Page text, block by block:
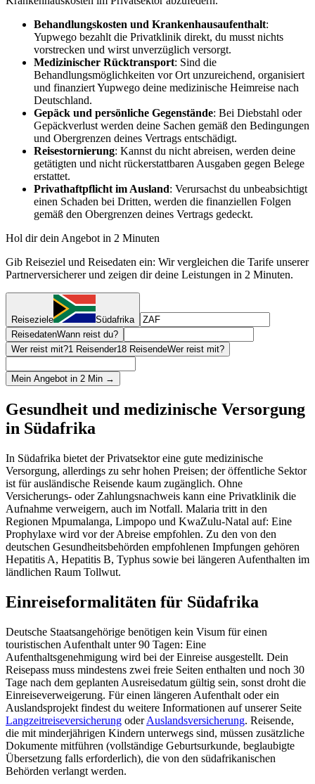
Behandlungskosten und Krankenhausaufenthalt:
Yupwego bezahlt die Privatklinik direkt, du musst nichts
vorstrecken und wirst unverzüglich versorgt.
Medizinischer Rücktransport: Sind die
Behandlungsmöglichkeiten vor Ort unzureichend, organisiert
und finanziert Yupwego deine medizinische Heimreise nach
Deutschland.
Gepäck und persönliche Gegenstände: Bei Diebstahl oder
Gepäckverlust werden deine Sachen gemäß den Bedingungen
und Obergrenzen deines Vertrags entschädigt.
Reisestornierung: Kannst du nicht abreisen, werden deine
getätigten und nicht rückerstattbaren Ausgaben gegen Belege
erstattet.
Privathaftpflicht im Ausland: Verursachst du unbeabsichtigt
einen Schaden bei Dritten, werden die finanziellen Folgen
gemäß den Obergrenzen deines Vertrags gedeckt.
Hol dir dein Angebot in 2 Minuten
Gib Reiseziel und Reisedaten ein: Wir vergleichen die Tarife unserer
Partnerversicherer und zeigen dir deine Leistungen in 2 Minuten.
Reiseziele
Südafrika
ReisedatenWann reist du?
Wer reist mit?1 Reisender18 ReisendeWer reist mit?
Mein Angebot in 2 Min →
Gesundheit und medizinische Versorgung
in Südafrika
In Südafrika bietet der Privatsektor eine gute medizinische
Versorgung, allerdings zu sehr hohen Preisen; der öffentliche Sektor
ist für ausländische Reisende kaum zugänglich. Ohne
Versicherungs- oder Zahlungsnachweis kann eine Privatklinik die
Aufnahme verweigern, auch im Notfall. Malaria tritt in den
Regionen Mpumalanga, Limpopo und KwaZulu-Natal auf: Eine
Prophylaxe wird vor der Abreise empfohlen. Zu den von den
deutschen Gesundheitsbehörden empfohlenen Impfungen gehören
Hepatitis A, Hepatitis B, Typhus sowie bei längeren Aufenthalten im
ländlichen Raum Tollwut.
Einreiseformalitäten für Südafrika
Deutsche Staatsangehörige benötigen kein Visum für einen
touristischen Aufenthalt unter 90 Tagen: Eine
Aufenthaltsgenehmigung wird bei der Einreise ausgestellt. Dein
Reisepass muss mindestens zwei freie Seiten enthalten und noch 30
Tage nach dem geplanten Ausreisedatum gültig sein, sonst droht die
Einreiseverweigerung. Für einen längeren Aufenthalt oder ein
Auslandsprojekt findest du weitere Informationen auf unserer Seite
Langzeitreiseversicherung oderAuslandsversicherung. Reisende,
die mit minderjährigen Kindern unterwegs sind, müssen zusätzliche
Dokumente mitführen (vollständige Geburtsurkunde, beglaubigte
Übersetzung falls erforderlich), die von den südafrikanischen
Behörden verlangt werden.